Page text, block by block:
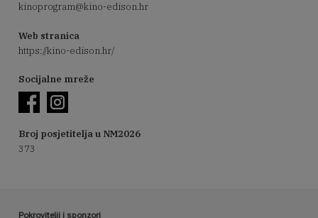
kinoprogram@kino-edison.hr
Web stranica
https://kino-edison.hr/
Socijalne mreže
Broj posjetitelja u NM2026
373
Pokrovitelji i sponzori